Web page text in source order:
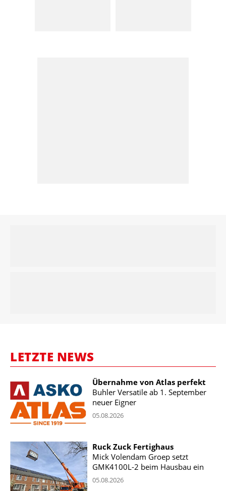
LETZTE NEWS
Übernahme von Atlas perfekt
Buhler Versatile ab 1. September
neuer Eigner
05.08.2026
Ruck Zuck Fertighaus
Mick Volendam Groep setzt
GMK4100L-2 beim Hausbau ein
05.08.2026